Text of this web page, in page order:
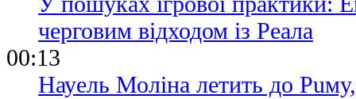
черговим відходом із Реала
00:13
Науель Моліна летить до